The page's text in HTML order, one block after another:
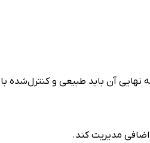
نهایی آن باید طبیعی و کنترل‌شده
اضافی مدیریت کند.